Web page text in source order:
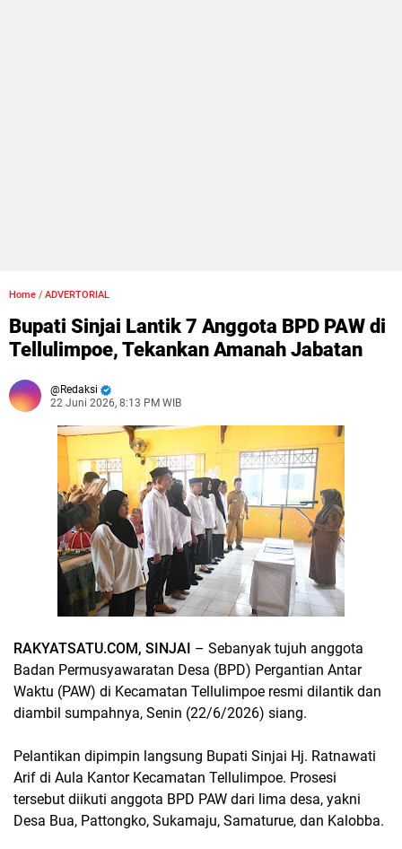
Home / ADVERTORIAL
Bupati Sinjai Lantik 7 Anggota BPD PAW di
Tellulimpoe, Tekankan Amanah Jabatan
Redaksi
22 Juni 2026, 8:13 PM WIB
RAKYATSATU.COM, SINJAI – Sebanyak tujuh anggota
Badan Permusyawaratan Desa (BPD) Pergantian Antar
Waktu (PAW) di Kecamatan Tellulimpoe resmi dilantik dan
diambil sumpahnya, Senin (22/6/2026) siang.
Pelantikan dipimpin langsung Bupati Sinjai Hj. Ratnawati
Arif di Aula Kantor Kecamatan Tellulimpoe. Prosesi
tersebut diikuti anggota BPD PAW dari lima desa, yakni
Desa Bua, Pattongko, Sukamaju, Samaturue, dan Kalobba.